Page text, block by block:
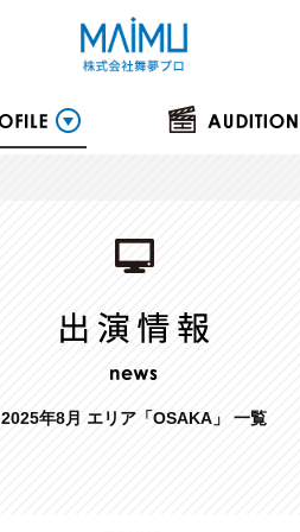
2025年8月 エリア「OSAKA」 一覧